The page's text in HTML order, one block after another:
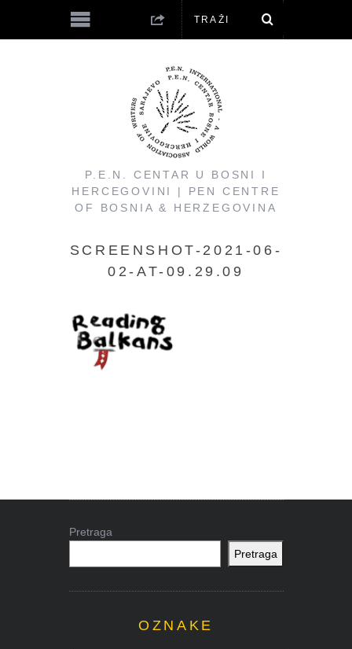
P.E.N. CENTAR U BOSNI I
HERCEGOVINI | PEN CENTRE
OF BOSNIA & HERZEGOVINA
SCREENSHOT-2021-06-
02-AT-09.29.09
Pretraga
Pretraga
OZNAKE